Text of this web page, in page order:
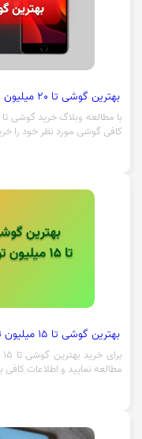
بهترین گوشی تا 20 میلیون تومان
کافی گوشی مورد نظر خود را
بهترین گوشی تا 15 میلیون تومان
مطالعه نمایید و اطلاعات